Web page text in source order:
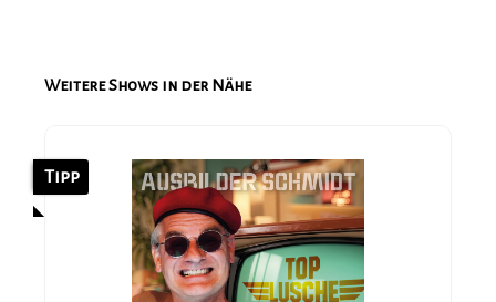
Weitere Shows in der Nähe
Tipp